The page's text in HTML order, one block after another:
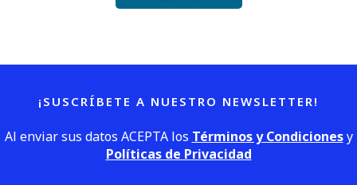
¡SUSCRÍBETE A NUESTRO NEWSLETTER!
Al enviar sus datos ACEPTA los Términos y Condicionesy
Políticas de Privacidad